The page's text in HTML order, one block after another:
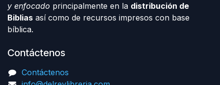
y enfocado principalmente en la distribución de
Biblias así como de recursos impresos con base
bíblica.
Contáctenos
Contáctenos